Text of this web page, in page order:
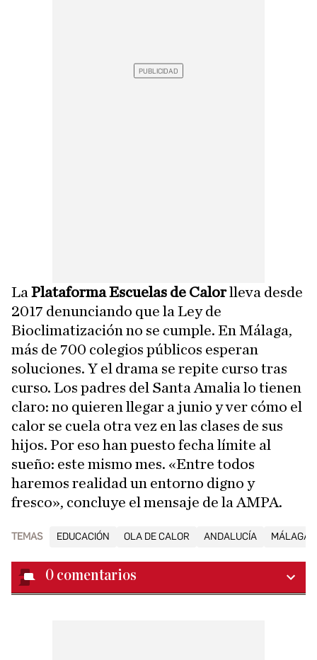
La Plataforma Escuelas de Calorlleva desde
2017 denunciando que la Ley de
Bioclimatización no se cumple. En Málaga,
más de 700 colegios públicos esperan
soluciones. Y el drama se repite curso tras
curso. Los padres del Santa Amalia lo tienen
claro: no quieren llegar a junio y ver cómo el
calor se cuela otra vez en las clases de sus
hijos. Por eso han puesto fecha límite al
sueño: este mismo mes. «Entre todos
haremos realidad un entorno digno y
fresco», concluye el mensaje de la AMPA.
TEMAS EDUCACIÓN OLA DE CALOR ANDALUCÍA MÁLAGA
0 comentarios